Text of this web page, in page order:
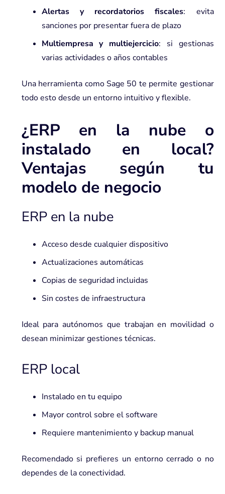
Alertas y recordatorios fiscales: evita
sanciones por presentar fuera de plazo
Multiempresa y multiejercicio: si gestionas
varias actividades o años contables
Una herramienta como Sage 50 te permite gestionar
todo esto desde un entorno intuitivo y flexible.
¿ERP en la nube o
instalado en local?
Ventajas según tu
modelo de negocio
ERP en la nube
Acceso desde cualquier dispositivo
Actualizaciones automáticas
Copias de seguridad incluidas
Sin costes de infraestructura
Ideal para autónomos que trabajan en movilidad o
desean minimizar gestiones técnicas.
ERP local
Instalado en tu equipo
Mayor control sobre el software
Requiere mantenimiento y backup manual
Recomendado si prefieres un entorno cerrado o no
dependes de la conectividad.